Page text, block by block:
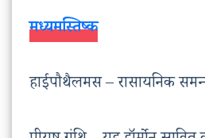
मध्यमस्तिष्क
हाईपौथैलमस – रासायनिक